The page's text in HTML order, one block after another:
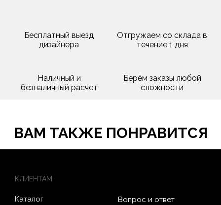
Бесплатный выезд
дизайнера
Отгружаем со склада в
течение 1 дня
Наличный и
безналичный расчет
Берём заказы любой
сложности
ВАМ ТАКЖЕ ПОНРАВИТСЯ
КЛИЕНТАМ
Каталог
Вопрос и ответ